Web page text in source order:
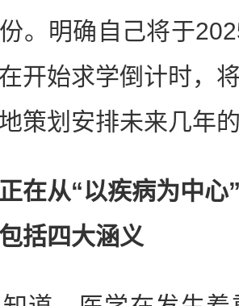
。明确自己将于
开始求学倒计时，
策划安排未来几年
从“以疾病为中心”
括四大涵义